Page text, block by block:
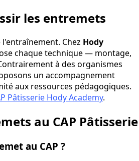
les entremets
Chez Hody
chaque technique — montage,
à des organismes
un accompagnement
aux ressources pédagogiques.
Pâtisserie Hody Academy.
au CAP Pâtisserie
au CAP ?